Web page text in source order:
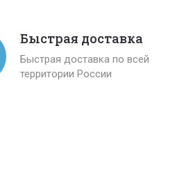
Быстрая доставка
Быстрая доставка по всей
территории России